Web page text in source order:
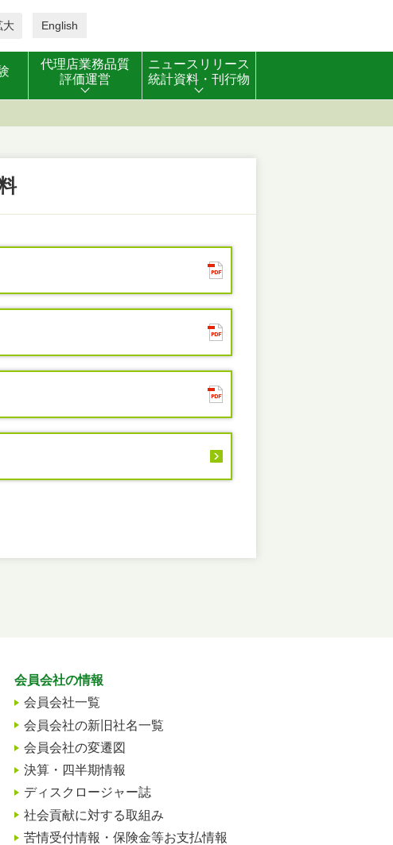
大 English
代理店業務品質
評価運営
ニュースリリース
統計資料・刊行物
会員会社の情報
会員会社一覧
会員会社の新旧社名一覧
会員会社の変遷図
決算・四半期情報
ディスクロージャー誌
社会貢献に対する取組み
苦情受付情報・保険金等お支払情報